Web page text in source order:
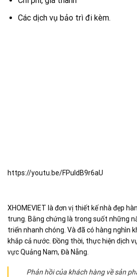
Các dịch vụ bảo trì đi kèm.
https://youtu.be/FPuldB9r6aU
XHOMEVIET là đơn vị thiết kế nhà đẹp
trung. Bằng chứng là trong suốt những
triển nhanh chóng. Và đã có hàng nghìn
khắp cả nước. Đồng thời, thực hiện dịch
vực Quảng Nam, Đà Nẵng.
Phản hồi của khách hàng về sản